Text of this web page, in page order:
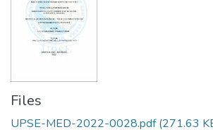
Files
UPSE-MED-2022-0028.pdf(271.63